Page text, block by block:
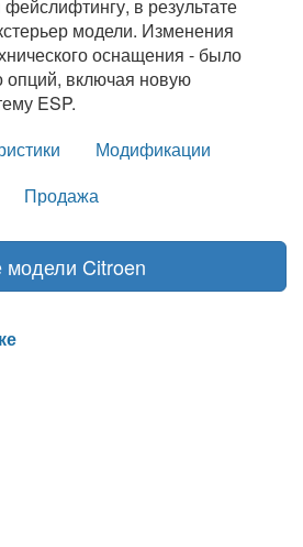
в результате
модели. Изменения
оснащения - было
опций, включая новую
ESP.
Модификации
Продажа
модели Citroen